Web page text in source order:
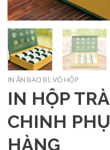
IN ẤN BAO BÌ, VỎ HỘP
IN HỘP
CHINH
HÀNG